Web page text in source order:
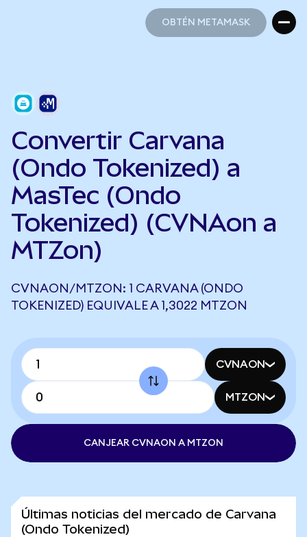
OBTÉN METAMASK
Convertir Carvana
(Ondo Tokenized) a
MasTec (Ondo
Tokenized) (CVNAon a
MTZon)
CVNAON/MTZON: 1 CARVANA (ONDO
TOKENIZED) EQUIVALE A 1,3022 MTZON
CVNAON
MTZON
CANJEAR CVNAON A MTZON
Últimas noticias del mercado de Carvana
(Ondo Tokenized)